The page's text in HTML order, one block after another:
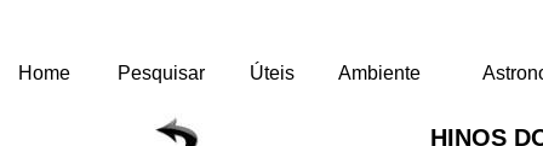
Home Pesquisar Úteis Ambiente
HINOS